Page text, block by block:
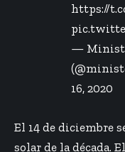
https://
—
16, 2020
El 14 de diciembre
solar de la década.